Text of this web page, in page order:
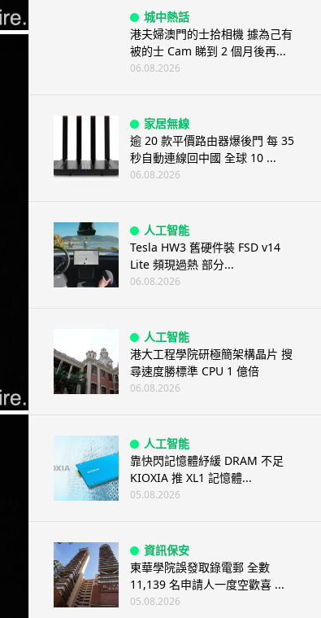
城中熱話
港夫婦澳門的士拾相機 據為己有
被的士 Cam 睇到 2 個月後再...
06.08.2026
家居無線
逾 20 款平價路由器爆後門 每 35
秒自動連線回中國 全球 10 ...
06.08.2026
人工智能
Tesla HW3 舊硬件裝 FSD v14
Lite 頻現過熱 部分...
06.08.2026
人工智能
港大工程學院研極簡架構晶片 搜
尋速度勝標準 CPU 1 億倍
06.08.2026
人工智能
靠快閃記憶體紓緩 DRAM 不足
KIOXIA 推 XL1 記憶體...
05.08.2026
資訊保安
東華學院誤發取錄電郵 全數
11,139 名申請人一度空歡喜 ...
05.08.2026